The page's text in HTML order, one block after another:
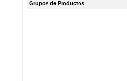
Grupos de Productos